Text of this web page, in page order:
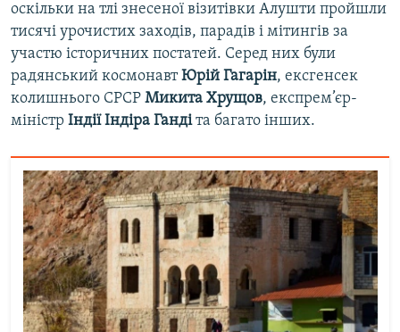
оскільки на тлі знесеної візитівки Алушти пройшли
тисячі урочистих заходів, парадів і мітингів за
участю історичних постатей. Серед них були
радянський космонавтЮрій Гагарін, ексгенсек
колишнього СРСР Микита Хрущов, експрем’єр-
міністр Індії Індіра Гандіта багато інших.